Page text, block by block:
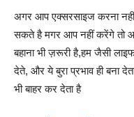
अगर आप एक्सरसाइज करना
सकते है मगर आप नहीं करेंगे तो
बहाना भी ज़रूरी है,हम जैसी
देते, और ये बुरा प्रभाव ही बना
भी बाहर कर देता है